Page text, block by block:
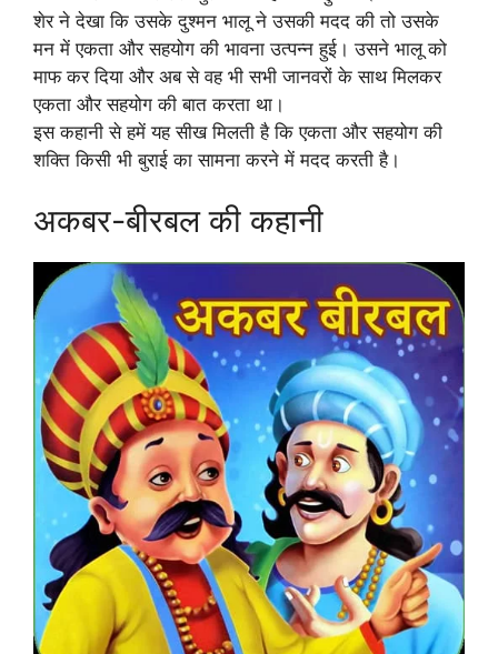
शेर ने देखा कि उसके दुश्मन भालू ने उसकी मदद की तो उसके
मन में एकता और सहयोग की भावना उत्पन्न हुई। उसने भालू को
माफ कर दिया और अब से वह भी सभी जानवरों के साथ मिलकर
एकता और सहयोग की बात करता था।
इस कहानी से हमें यह सीख मिलती है कि एकता और सहयोग की
शक्ति किसी भी बुराई का सामना करने में मदद करती है।
अकबर-बीरबल की कहानी